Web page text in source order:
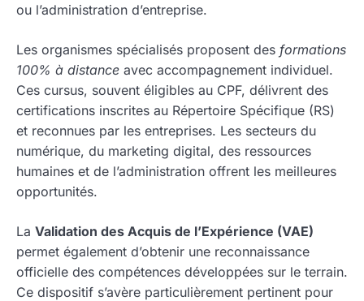
ou l’administration d’entreprise.
Les organismes spécialisés proposent des formations
100% à distance avec accompagnement individuel.
Ces cursus, souvent éligibles au CPF, délivrent des
certifications inscrites au Répertoire Spécifique (RS)
et reconnues par les entreprises. Les secteurs du
numérique, du marketing digital, des ressources
humaines et de l’administration offrent les meilleures
opportunités.
La Validation des Acquis de l’Expérience (VAE)
permet également d’obtenir une reconnaissance
officielle des compétences développées sur le terrain.
Ce dispositif s’avère particulièrement pertinent pour